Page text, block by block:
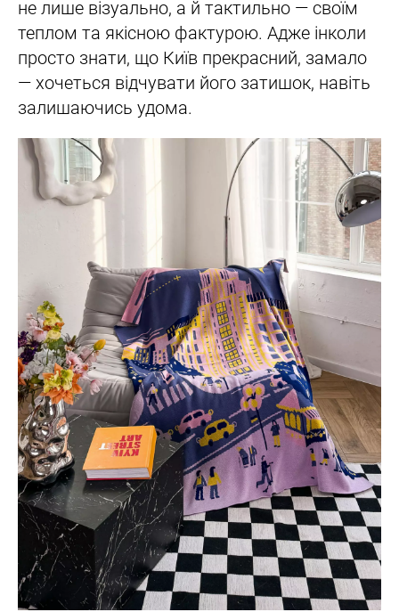
не лише візуально, а й тактильно — своїм
теплом та якісною фактурою. Адже інколи
просто знати, що Київ прекрасний, замало
— хочеться відчувати його затишок, навіть
залишаючись удома.